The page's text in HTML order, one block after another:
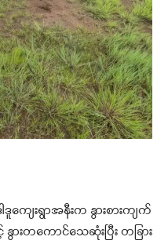
ဒူကျေးရွာအနီးက နွားစားကျက်
နွားတကောင်သေဆုံးပြီး တခြား